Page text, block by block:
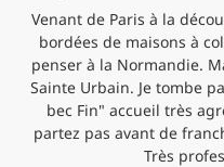
Venant de Paris à la
bordées de maisons à
penser à la Normandie.
Sainte Urbain. Je tombe
bec Fin" accueil très
partez pas avant de
Très